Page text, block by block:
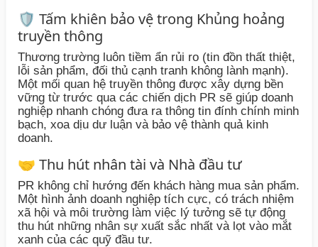
🛡️ Tấm khiên bảo vệ trong Khủng hoảng
truyền thông
Thương trường luôn tiềm ẩn rủi ro (tin đồn thất thiệt,
lỗi sản phẩm, đối thủ cạnh tranh không lành mạnh).
Một mối quan hệ truyền thông được xây dựng bền
vững từ trước qua các chiến dịch PR sẽ giúp doanh
nghiệp nhanh chóng đưa ra thông tin đính chính minh
bạch, xoa dịu dư luận và bảo vệ thành quả kinh
doanh.
🤝 Thu hút nhân tài và Nhà đầu tư
PR không chỉ hướng đến khách hàng mua sản phẩm.
Một hình ảnh doanh nghiệp tích cực, có trách nhiệm
xã hội và môi trường làm việc lý tưởng sẽ tự động
thu hút những nhân sự xuất sắc nhất và lọt vào mắt
xanh của các quỹ đầu tư.